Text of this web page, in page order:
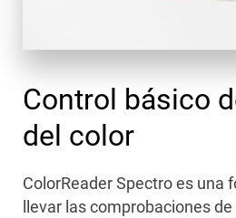
Control básico
del color
ColorReader Spectro es una
llevar las comprobaciones